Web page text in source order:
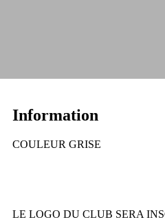
Information
COULEUR GRISE
LE LOGO DU CLUB SERA